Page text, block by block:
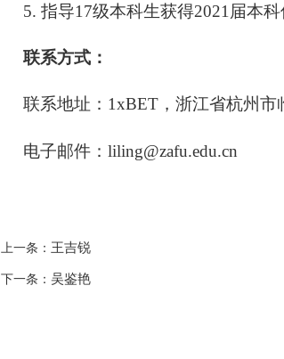
5. 指导17级本科生获得2021 届本科
联系方式：
联系地址：1xBET，浙江省杭州市
电子邮件： liling@zafu.edu.cn
上一条： 王吉锐
下一条： 吴鉴艳